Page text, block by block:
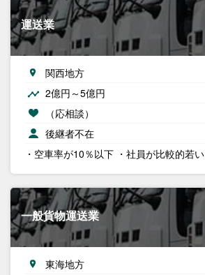
運送業
関西地方
2億円～5億円
（応相談）
後継者不在
・空車率が10％以下 ・社員が比較的若い
一般貨物運送業
東海地方